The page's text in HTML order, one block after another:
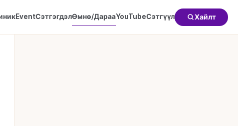
EventСэтгэгдэлӨмнө/ДарааYouTubeСэтгүүл Хайлт